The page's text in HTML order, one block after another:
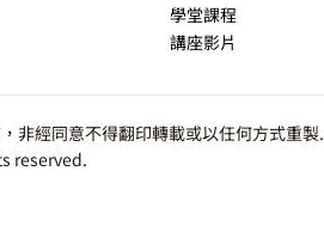
學堂課程
講座影片
非經同意不得翻印轉載或以任何方式重製.
reserved.